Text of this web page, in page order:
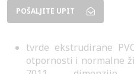
POŠALJITE UPIT
tvrde ekstrudirane
otpornosti i normalne